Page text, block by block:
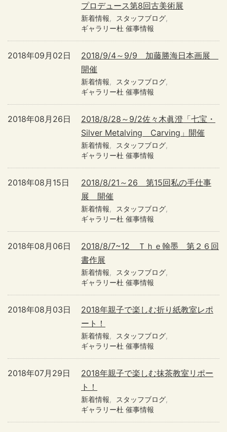
プロデュース第8回古美術展
新着情報
スタッフブログ
ギャラリー杜 催事情報
2018/9/4～9/9 加藤勝海日本画展
開催
2018年09月02日
新着情報
スタッフブログ
ギャラリー杜 催事情報
2018/8/28～9/2佐々木眞澄「七宝・
Silver Metalving Carving」開催
2018年08月26日
新着情報
スタッフブログ
ギャラリー杜 催事情報
2018/8/21～26 第15回私の手仕事
展 開催
2018年08月15日
新着情報
スタッフブログ
ギャラリー杜 催事情報
2018/8/7~12 Ｔｈｅ翰墨 第２６回
書作展
2018年08月06日
新着情報
スタッフブログ
ギャラリー杜 催事情報
2018年親子で楽しむ折り紙教室レポ
ート！
2018年08月03日
新着情報
スタッフブログ
ギャラリー杜 催事情報
2018年親子で楽しむ抹茶教室リポー
ト！
2018年07月29日
新着情報
スタッフブログ
ギャラリー杜 催事情報